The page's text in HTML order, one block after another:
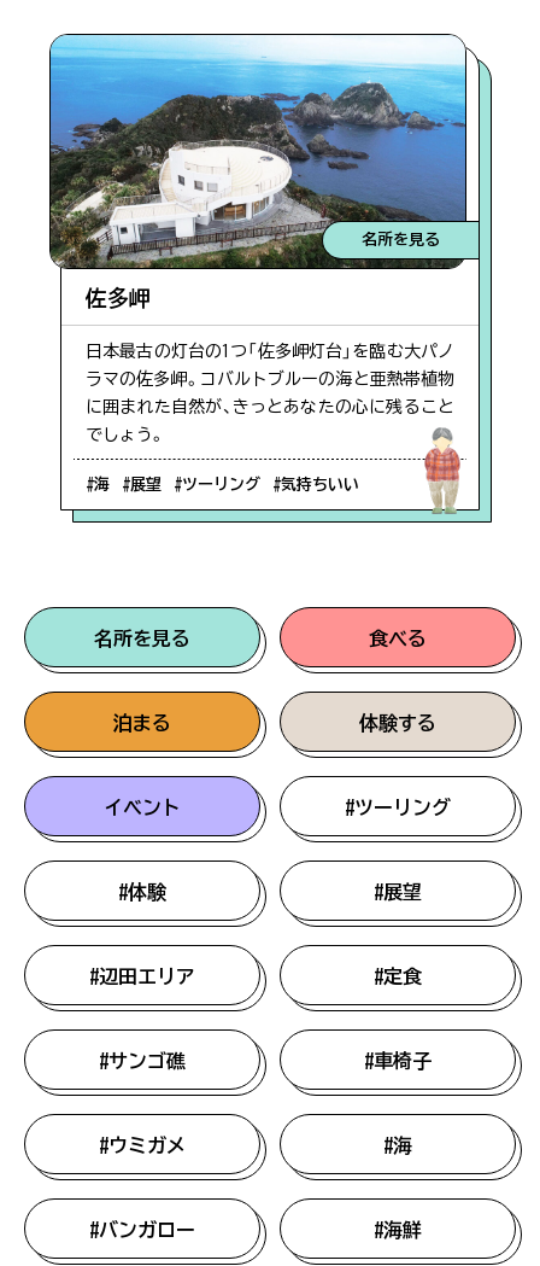
名所を見る
佐多岬
日本最古の灯台の1つ「佐多岬灯台」を臨む大パノ
ラマの佐多岬。コバルトブルーの海と亜熱帯植物
に囲まれた自然が、きっとあなたの心に残ること
でしょう。
#海 #展望 #ツーリング #気持ちいい
名所を見る 食べる
泊まる 体験する
イベント #ツーリング
#体験 #展望
#辺田エリア #定食
#サンゴ礁 #車椅子
#ウミガメ #海
#バンガロー #海鮮